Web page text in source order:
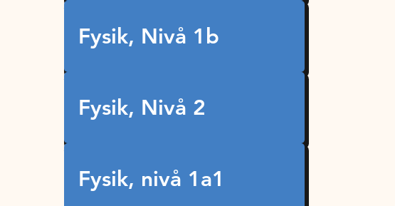
Fysik, Nivå 1b
Fysik, Nivå 2
Fysik, nivå 1a1